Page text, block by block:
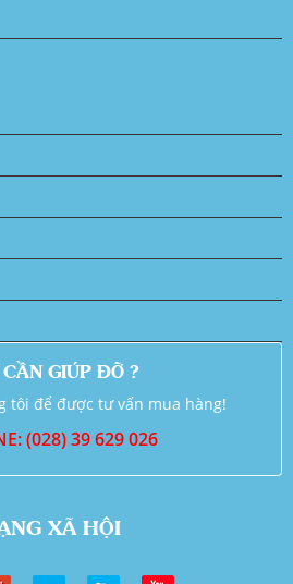
GIÚP ĐỠ ?
tôi để được tư vấn mua hàng!
(028) 39 629 026
XÃ HỘI